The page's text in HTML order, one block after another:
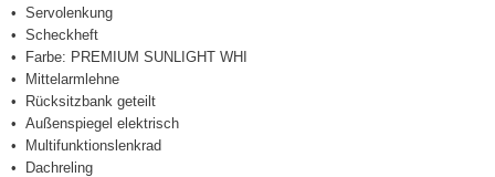
Servolenkung
Scheckheft
Farbe: PREMIUM SUNLIGHT WHI
Mittelarmlehne
Rücksitzbank geteilt
Außenspiegel elektrisch
Multifunktionslenkrad
Dachreling